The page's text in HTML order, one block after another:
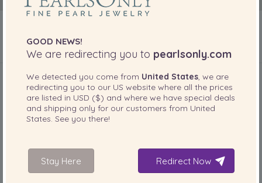
DOŁĄCZONE DO TWOJEGO PRODUKTU
BEZPŁATNY certyfikat wyceny
GOOD NEWS!
We are redirecting you to pearlsonly.com
We detected you come from United States, we are
redirecting you to our US website where all the prices
are listed in USD ($) and where we have special deals
and shipping only for our customers from United
States. See you there!
Stay Here Redirect Now